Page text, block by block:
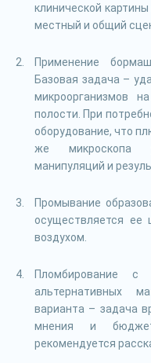
клинической
местный и общий
Применение
Базовая задача –
микроорганизмов
полости. При
оборудование, что
же микроскопа
манипуляций и
Промывание
осуществляется ее
воздухом.
Пломбирование с
альтернативных
варианта – задача
мнения и
рекомендуется